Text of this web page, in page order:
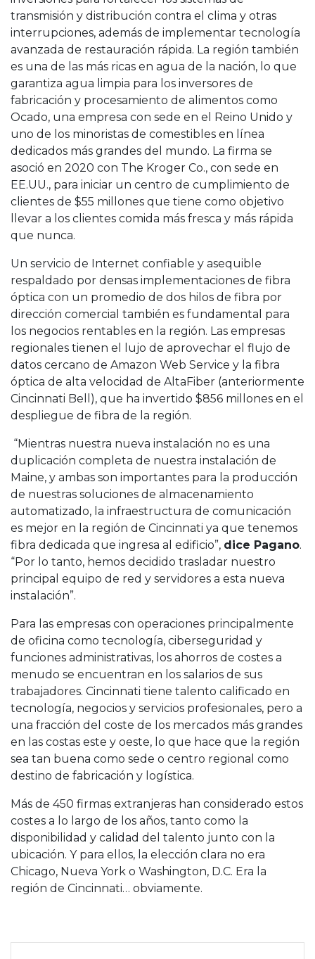
transmisión y distribución contra el clima y otras
interrupciones, además de implementar tecnología
avanzada de restauración rápida. La región también
es una de las más ricas en agua de la nación, lo que
garantiza agua limpia para los inversores de
fabricación y procesamiento de alimentos como
Ocado, una empresa con sede en el Reino Unido y
uno de los minoristas de comestibles en línea
dedicados más grandes del mundo. La firma se
asoció en 2020 con The Kroger Co., con sede en
EE.UU., para iniciar un centro de cumplimiento de
clientes de $55 millones que tiene como objetivo
llevar a los clientes comida más fresca y más rápida
que nunca.
Un servicio de Internet confiable y asequible
respaldado por densas implementaciones de fibra
óptica con un promedio de dos hilos de fibra por
dirección comercial también es fundamental para
los negocios rentables en la región. Las empresas
regionales tienen el lujo de aprovechar el flujo de
datos cercano de Amazon Web Service y la fibra
óptica de alta velocidad de AltaFiber (anteriormente
Cincinnati Bell), que ha invertido $856 millones en el
despliegue de fibra de la región.
“Mientras nuestra nueva instalación no es una
duplicación completa de nuestra instalación de
Maine, y ambas son importantes para la producción
de nuestras soluciones de almacenamiento
automatizado, la infraestructura de comunicación
es mejor en la región de Cincinnati ya que tenemos
fibra dedicada que ingresa al edificio”, dice Pagano.
“Por lo tanto, hemos decidido trasladar nuestro
principal equipo de red y servidores a esta nueva
instalación”.
Para las empresas con operaciones principalmente
de oficina como tecnología, ciberseguridad y
funciones administrativas, los ahorros de costes a
menudo se encuentran en los salarios de sus
trabajadores. Cincinnati tiene talento calificado en
tecnología, negocios y servicios profesionales, pero a
una fracción del coste de los mercados más grandes
en las costas este y oeste, lo que hace que la región
sea tan buena como sede o centro regional como
destino de fabricación y logística.
Más de 450 firmas extranjeras han considerado estos
costes a lo largo de los años, tanto como la
disponibilidad y calidad del talento junto con la
ubicación. Y para ellos, la elección clara no era
Chicago, Nueva York o Washington, D.C. Era la
región de Cincinnati… obviamente.